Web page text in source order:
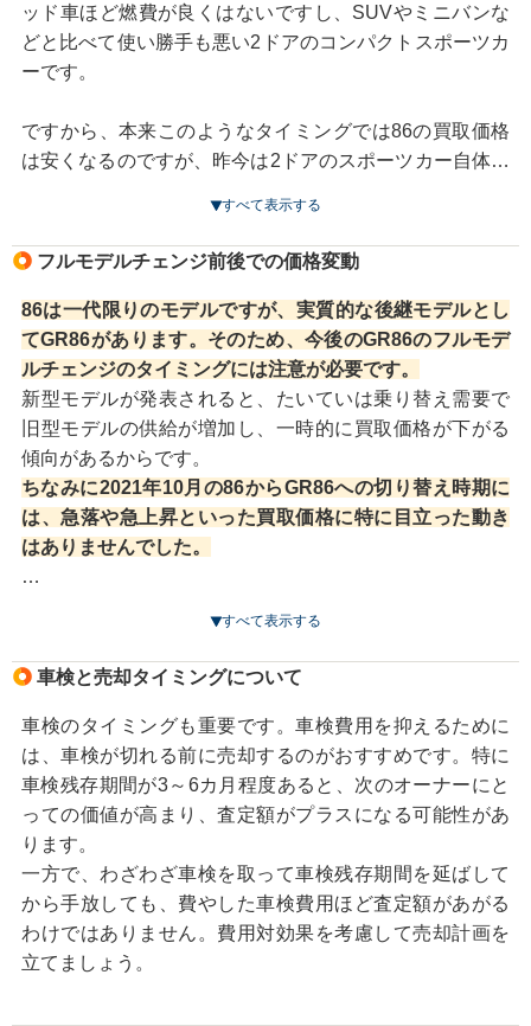
ッド車ほど燃費が良くはないですし、SUVやミニバンな
どと比べて使い勝手も悪い2ドアのコンパクトスポーツカ
ーです。
ですから、本来このようなタイミングでは86の買取価格
は安くなるのですが、昨今は2ドアのスポーツカー自体が
ちらほら聞こえてきます。
では「手頃な価格で狙える希少な2ドアのスポーツカー」
という価値があります。
こうした背景によって、今のところ86の買取価格は極端
に下がることはなく、むしろ比較的安定した価格で買取
されています。
もちろん、長い目で見れば、いずれ2ドアスポーツカーの
需要は今よりも減少すると考えられます。その前に手放
して、新しい車にステップアップするとよいでしょう。
すべて表示する
フルモデルチェンジ前後での価格変動
86は一代限りのモデルですが、実質的な後継モデルとし
てGR86があります。そのため、今後のGR86のフルモデ
ルチェンジのタイミングには注意が必要です。
新型モデルが発表されると、たいていは乗り替え需要で
旧型モデルの供給が増加し、一時的に買取価格が下がる
傾向があるからです。
ちなみに2021年10月の86からGR86への切り替え時期に
は、急落や急上昇といった買取価格に特に目立った動き
はありませんでした。
たことがあります。何しろ、それまで手頃な価格で買え
ったからです。
そのためGR86が登場しても中古車市場での需要があると
見込まれ、買取価格は大きく下がることはありませんで
した。
さらに、GR86の登場時期は新型コロナウイルスが猛威を
振るっていた頃で、部品の納品遅れなどによりGR86の納
車が遅れました。そうなるとGR86を待ちきれずに86の中
古車を求める人もいたため、86の中古車価格、引いては
買取価格が下がることはありませんでした。
こうした特殊な事情が、この先のGR86の新型が登場する
すべて表示する
車検と売却タイミングについて
車検のタイミングも重要です。車検費用を抑えるために
は、車検が切れる前に売却するのがおすすめです。特に
車検残存期間が3～6カ月程度あると、次のオーナーにと
っての価値が高まり、査定額がプラスになる可能性があ
ります。
一方で、わざわざ車検を取って車検残存期間を延ばして
から手放しても、費やした車検費用ほど査定額があがる
わけではありません。費用対効果を考慮して売却計画を
立てましょう。